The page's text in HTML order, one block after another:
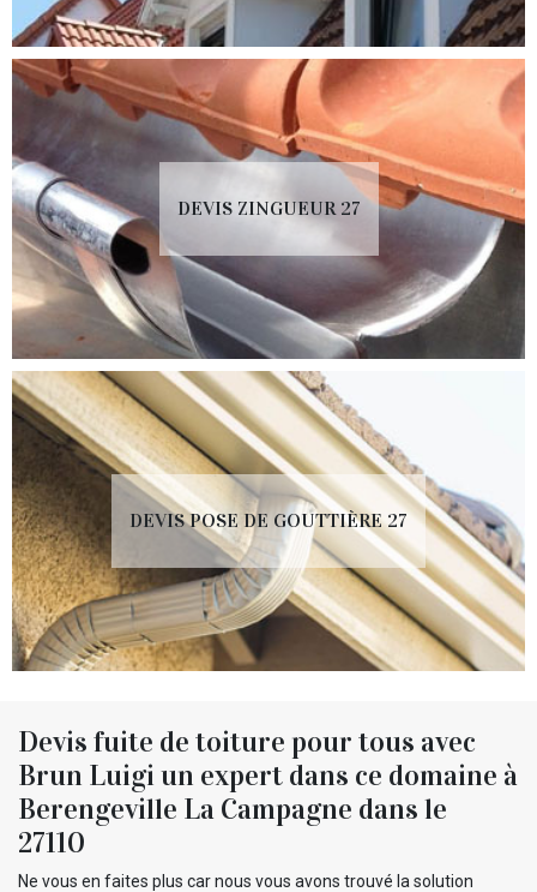
DEVIS ZINGUEUR 27
DEVIS POSE DE GOUTTIÈRE 27
Devis fuite de toiture pour tous avec
Brun Luigi un expert dans ce domaine à
Berengeville La Campagne dans le
27110
Ne vous en faites plus car nous vous avons trouvé la solution